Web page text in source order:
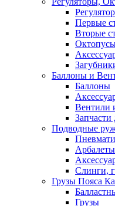
Первые
Вторые
Баллоны и
Баллоны
Вентили
Запчасти
Подводные
Арбалеты
Слинги,
Грузы Пояса
Грузы